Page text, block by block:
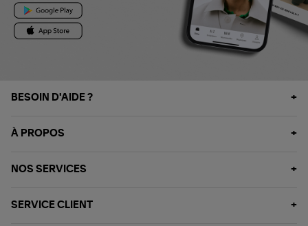
BESOIN D'AIDE ?
À PROPOS
NOS SERVICES
SERVICE CLIENT